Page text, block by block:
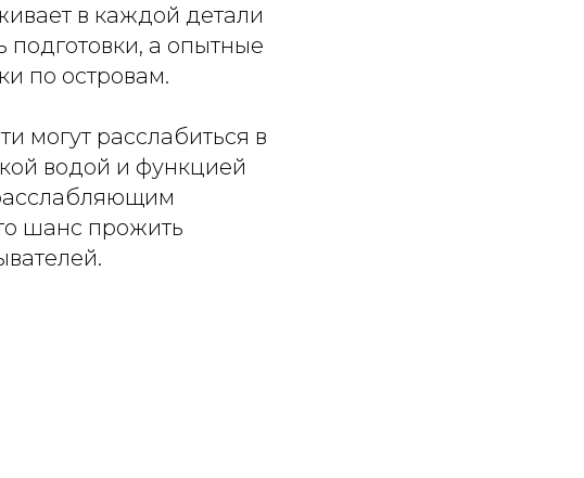
в каждой детали
подготовки, а опытные
по островам.
могут расслабиться в
водой и функцией
шанс прожить